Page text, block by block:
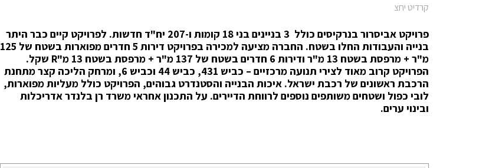
קרדיט יחצ
פרויקט אביסרור בנרקיסים כולל 3 בניינים בני 18 קומות ו-207 יח"ד חדשות. לפרויקט קיים כבר היתר
בנייה והעבודות החלו בשטח. החברה מציעה למכירה בפרויקט דירות 5 חדרים מפוארות בשטח של 125
מ"ר + מרפסת בשטח 13 מ"ר ודירות 6 חדרים בשטח של 137 מ"ר + מרפסת בשטח 13 מ"
R שקל.
הפרויקט קרוב מאוד לצירי תנועה מרכזיים – כביש 431, כביש 44 וכביש 6, ומרחק הליכה קצר מתחנת
הרכבת ראשונים של רכבת ישראל. איכות הבנייה והסטנדרט גבוהים, הפרויקט כולל מעליות מפוארות,
לובי כפול ושטחים משותפים נוספים לרווחת הדיירים. על התכנון אחראי משרד רן בלנדר אדריכלות
ובינוי ערים.